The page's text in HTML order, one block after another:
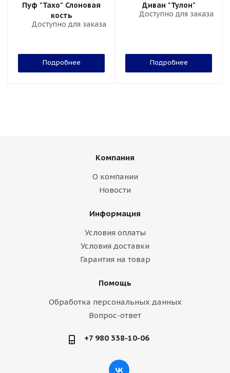
Пуф "Тахо" Слоновая
кость
Доступно для заказа
Подробнее
Диван "Тулон"
Доступно для заказа
Подробнее
Компания
О компании
Новости
Информация
Условия оплаты
Условия доставки
Гарантия на товар
Помощь
Обработка персональных данных
Вопрос-ответ
+7 980 338-10-06